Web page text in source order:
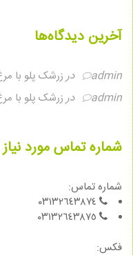
آخرین دیدگاه‌ها
admin در زرشک پلو با
admin
در زرشک پلو با
شماره تماس مورد
شماره تماس:
فكس: